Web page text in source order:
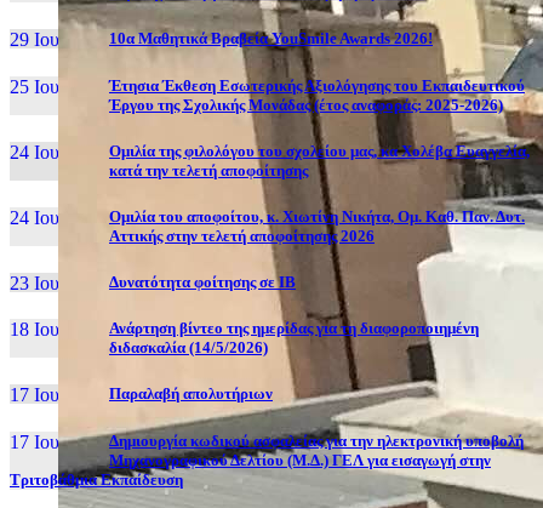
29 Ιουν, 26 10α Μαθητικά Βραβεία YouSmile Awards 2026!
25 Ιουν, 26
Έτησια Έκθεση Εσωτερικής Αξιολόγησης του Εκπαιδευτικού
Έργου της Σχολικής Μονάδας (έτος αναφοράς: 2025-2026)
24 Ιουν, 26
Ομιλία της φιλολόγου του σχολείου μας, κα Χολέβα Ευαγγελία,
κατά την τελετή αποφοίτησης
24 Ιουν, 26
Ομιλία του αποφοίτου, κ. Χιωτίνη Νικήτα, Ομ. Καθ. Παν. Δυτ.
Αττικής στην τελετή αποφοίτησης 2026
23 Ιουν, 26 Δυνατότητα φοίτησης σε ΙΒ
18 Ιουν, 26
Ανάρτηση βίντεο της ημερίδας για τη διαφοροποιημένη
διδασκαλία (14/5/2026)
17 Ιουν, 26 Παραλαβή απολυτήριων
17 Ιουν, 26
Δημιουργία κωδικού ασφαλείας για την ηλεκτρονική υποβολή
Μηχανογραφικού Δελτίου (Μ.Δ.) ΓΕΛ για εισαγωγή στην
Τριτοβάθμια Εκπαίδευση